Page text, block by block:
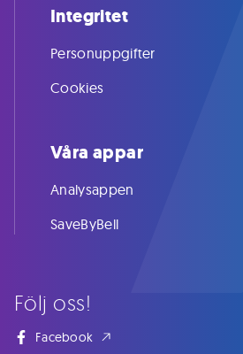
Följ oss!
Facebook
Integritet
Personuppgifter
Cookies
Våra appar
Analysappen
SaveByBell